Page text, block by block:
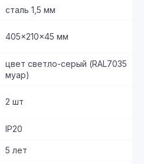
сталь 1,5 мм
405×210×45 мм
цвет светло-серый (RAL7035
муар)
2 шт
IP20
5 лет